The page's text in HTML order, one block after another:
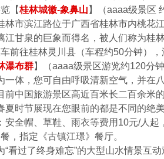
【桂林城徽-象鼻山 】（aaaa级景区
林市滨江路位于广西省桂林市内桃花
江甘泉的巨象而得名，被人们称为桂
前往桂林灵川县（车程约50分钟）
瀑布群】（aaaa级景区游览约120分
一体，您可自由呼吸清新空气，并在
前中国旅游景区高近百米长二百余米
夏时节展现在您眼前的都是不同的绝
安全帽、草鞋、雨衣等费用10元/人起
，指定《古镇江璟》餐厅。
“看过了终身难忘”的大型山水情景互